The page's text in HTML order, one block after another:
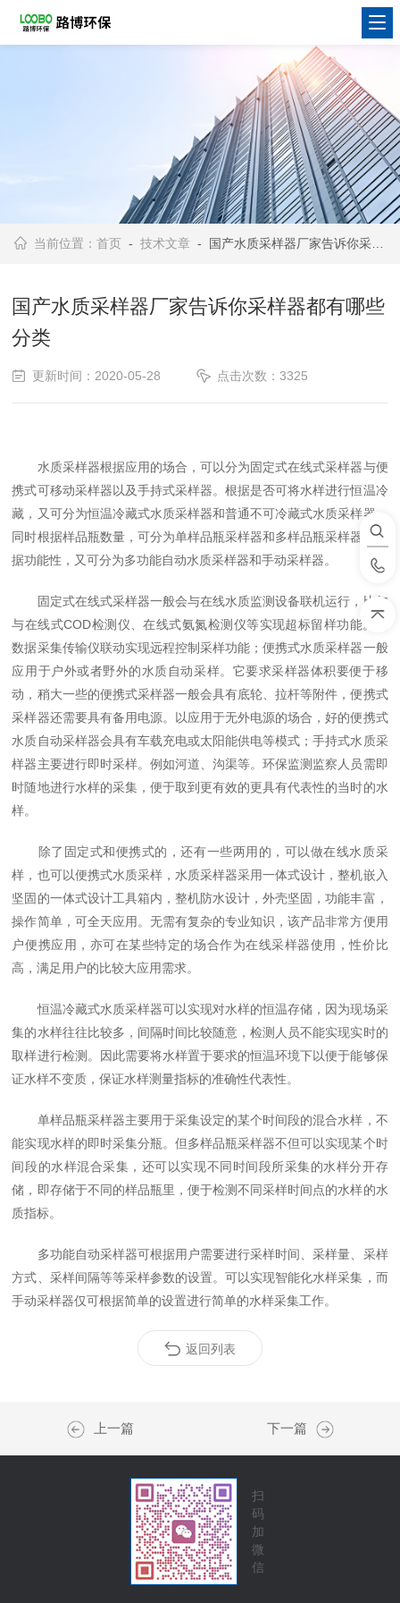
当前位置：首页 -技术文章 - 国产水质采样器厂家告诉你采样器都有哪些分类
国产水质采样器厂家告诉你采样器都有哪些
分类
更新时间：2020-05-28 点击次数：3325
水质采样器根据应用的场合，可以分为固定式在线式采样器与便
携式可移动采样器以及手持式采样器。根据是否可将水样进行恒温冷
藏，又可分为恒温冷藏式水质采样器和普通不可冷藏式水质采样器。
同时根据样品瓶数量，可分为单样品瓶采样器和多样品瓶采样器。根
据功能性，又可分为多功能自动水质采样器和手动采样器。
固定式在线式采样器一般会与在线水质监测设备联机运行，比如
与在线式COD检测仪、在线式氨氮检测仪等实现超标留样功能。与
数据采集传输仪联动实现远程控制采样功能；便携式水质采样器一般
应用于户外或者野外的水质自动采样。它要求采样器体积要便于移
动，稍大一些的便携式采样器一般会具有底轮、拉杆等附件，便携式
采样器还需要具有备用电源。以应用于无外电源的场合，好的便携式
水质自动采样器会具有车载充电或太阳能供电等模式；手持式水质采
样器主要进行即时采样。例如河道、沟渠等。环保监测监察人员需即
时随地进行水样的采集，便于取到更有效的更具有代表性的当时的水
样。
除了固定式和便携式的，还有一些两用的，可以做在线水质采
样，也可以便携式水质采样，水质采样器采用一体式设计，整机嵌入
坚固的一体式设计工具箱内，整机防水设计，外壳坚固，功能丰富，
操作简单，可全天应用。无需有复杂的专业知识，该产品非常方便用
户便携应用，亦可在某些特定的场合作为在线采样器使用，性价比
高，满足用户的比较大应用需求。
恒温冷藏式水质采样器可以实现对水样的恒温存储，因为现场采
集的水样往往比较多，间隔时间比较随意，检测人员不能实现实时的
取样进行检测。因此需要将水样置于要求的恒温环境下以便于能够保
证水样不变质，保证水样测量指标的准确性代表性。
单样品瓶采样器主要用于采集设定的某个时间段的混合水样，不
能实现水样的即时采集分瓶。但多样品瓶采样器不但可以实现某个时
间段的水样混合采集，还可以实现不同时间段所采集的水样分开存
储，即存储于不同的样品瓶里，便于检测不同采样时间点的水样的水
质指标。
多功能自动采样器可根据用户需要进行采样时间、采样量、采样
方式、采样间隔等等采样参数的设置。可以实现智能化水样采集，而
手动采样器仅可根据简单的设置进行简单的水样采集工作。
返回列表
上一篇 下一篇
扫
码
加
微
信